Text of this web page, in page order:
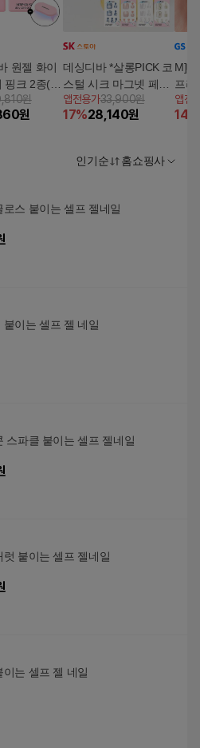
원젤 화이
크 2종(램
원
원
데싱디바 *살롱PICK 코
스털 시크 마그넷 페디
4종 세트
앱전용가33,900원
17%28,140원
M]
프리
세트
앱전
14
인기순 홈쇼핑사
로스 붙이는 셀프 젤네일
붙이는 셀프 젤 네일
스파클 붙이는 셀프 젤네일
럿 붙이는 셀프 젤네일
는 셀프 젤 네일